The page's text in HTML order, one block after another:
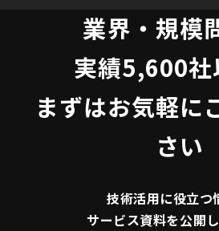
業界・規模
実績5,600社
まずはお気軽に
さい
技術活用に役立つ
サービス資料を公開